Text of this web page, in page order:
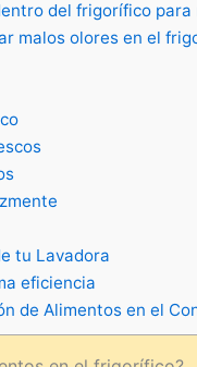
del frigorífico
malos olores en el
tu Lavadora
eficiencia
de Alimentos en el